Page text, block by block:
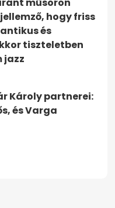
hogy friss
és
tiszteletben
jazz
Károly partnerei:
és Varga